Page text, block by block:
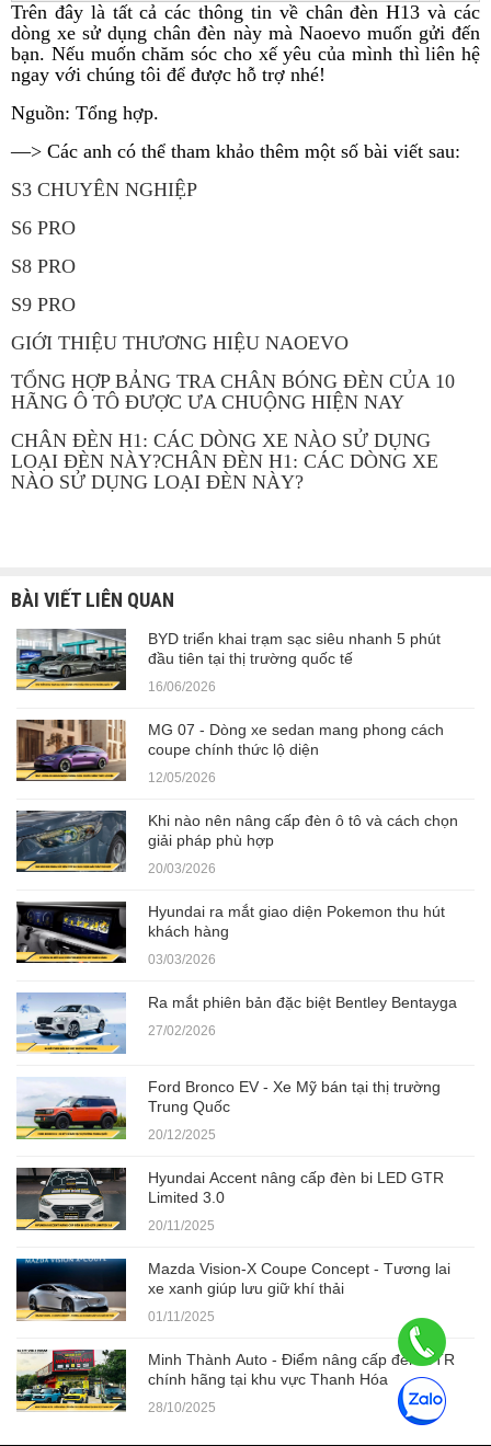
Trên đây là tất cả các thông tin về chân đèn H13 và các
dòng xe sử dụng chân đèn này mà Naoevo muốn gửi đến
bạn. Nếu muốn chăm sóc cho xế yêu của mình thì liên hệ
ngay với chúng tôi để được hỗ trợ nhé!
Nguồn: Tổng hợp.
—> Các anh có thể tham khảo thêm một số bài viết sau:
S3 CHUYÊN NGHIỆP
S6 PRO
S8 PRO
S9 PRO
GIỚI THIỆU THƯƠNG HIỆU NAOEVO
TỔNG HỢP BẢNG TRA CHÂN BÓNG ĐÈN CỦA 10
HÃNG Ô TÔ ĐƯỢC ƯA CHUỘNG HIỆN NAY
CHÂN ĐÈN H1: CÁC DÒNG XE NÀO SỬ DỤNG
LOẠI ĐÈN NÀY?CHÂN ĐÈN H1: CÁC DÒNG XE
NÀO SỬ DỤNG LOẠI ĐÈN NÀY?
BÀI VIẾT LIÊN QUAN
BYD triển khai trạm sạc siêu nhanh 5 phút
đầu tiên tại thị trường quốc tế
16/06/2026
MG 07 - Dòng xe sedan mang phong cách
coupe chính thức lộ diện
12/05/2026
Khi nào nên nâng cấp đèn ô tô và cách chọn
giải pháp phù hợp
20/03/2026
Hyundai ra mắt giao diện Pokemon thu hút
khách hàng
03/03/2026
Ra mắt phiên bản đặc biệt Bentley Bentayga
27/02/2026
Ford Bronco EV - Xe Mỹ bán tại thị trường
Trung Quốc
20/12/2025
Hyundai Accent nâng cấp đèn bi LED GTR
Limited 3.0
20/11/2025
Mazda Vision-X Coupe Concept - Tương lai
xe xanh giúp lưu giữ khí thải
01/11/2025
Minh Thành Auto - Điểm nâng cấp đèn GTR
chính hãng tại khu vực Thanh Hóa
28/10/2025